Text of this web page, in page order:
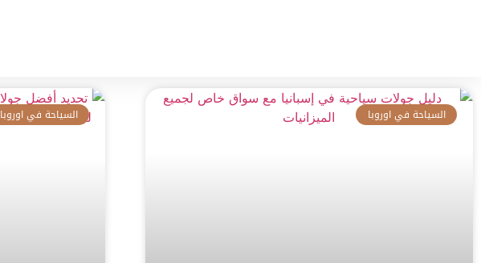
السياحة في اوروبا السياحة في اوروبا